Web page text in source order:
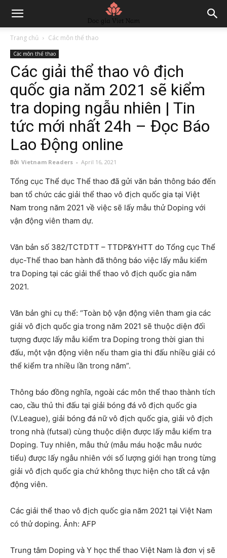
Trang chủ Các môn thể thao
Các môn thể thao
Các giải thể thao vô địch
quốc gia năm 2021 sẽ kiểm
tra doping ngẫu nhiên | Tin
tức mới nhất 24h – Đọc Báo
Lao Động online
Bởi Vietnam Readers - April 16, 2021
Tổng cục Thể dục Thể thao đã gửi văn bản thông báo đến
ban tổ chức các giải thể thao vô địch quốc gia tại Việt
Nam trong năm 2021 về việc sẽ lấy mẫu thử Doping với
vận động viên tham dự.
Văn bản số 382/TCTDTT – TTDP&YHTT do Tổng cục Thể
dục-Thể thao ban hành đã thông báo việc lấy mẫu kiểm
tra Doping tại các giải thể thao vô địch quốc gia năm
2021.
Văn bản ghi cụ thể: “Toàn bộ vận động viên tham gia các
giải vô địch quốc gia trong năm 2021 sẽ thuộc diện đối
tượng được lấy mẫu kiểm tra Doping trong thời gian thi
đấu, một vận động viên nếu tham gia thi đấu nhiều giải có
thể kiểm tra nhiều lần trong năm”.
Thông báo đồng nghĩa, ngoài các môn thể thao thành tích
cao, cầu thủ thi đấu tại giải bóng đá vô địch quốc gia
(V.League), giải bóng đá nữ vô địch quốc gia, giải vô địch
trong nhà (futsal) cùng thuộc diện được lấy mẫu kiểm tra
Doping. Tuy nhiên, mẫu thử (mẫu máu hoặc mẫu nước
tiểu) được lấy ngẫu nhiên với số lượng giới hạn trong từng
giải vô địch quốc gia chứ không thực hiện cho tất cả vận
động viên.
Các giải thể thao vô địch quốc gia năm 2021 tại Việt Nam
có thử doping. Ảnh: AFP
Trung tâm Doping và Y học thể thao Việt Nam là đơn vị sẽ